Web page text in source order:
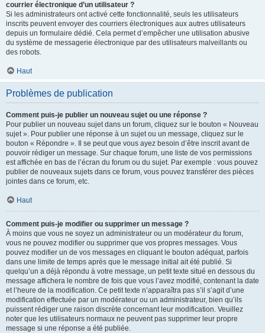
courrier électronique d’un utilisateur ?
Si les administrateurs ont activé cette fonctionnalité, seuls les utilisateurs
inscrits peuvent envoyer des courriers électroniques aux autres utilisateurs
depuis un formulaire dédié. Cela permet d’empêcher une utilisation abusive
du système de messagerie électronique par des utilisateurs malveillants ou
des robots.
Haut
Problèmes de publication
Comment puis-je publier un nouveau sujet ou une réponse ?
Pour publier un nouveau sujet dans un forum, cliquez sur le bouton « Nouveau
sujet ». Pour publier une réponse à un sujet ou un message, cliquez sur le
bouton « Répondre ». Il se peut que vous ayez besoin d’être inscrit avant de
pouvoir rédiger un message. Sur chaque forum, une liste de vos permissions
est affichée en bas de l’écran du forum ou du sujet. Par exemple : vous pouvez
publier de nouveaux sujets dans ce forum, vous pouvez transférer des pièces
jointes dans ce forum, etc.
Haut
Comment puis-je modifier ou supprimer un message ?
À moins que vous ne soyez un administrateur ou un modérateur du forum,
vous ne pouvez modifier ou supprimer que vos propres messages. Vous
pouvez modifier un de vos messages en cliquant le bouton adéquat, parfois
dans une limite de temps après que le message initial ait été publié. Si
quelqu’un a déjà répondu à votre message, un petit texte situé en dessous du
message affichera le nombre de fois que vous l’avez modifié, contenant la date
et l’heure de la modification. Ce petit texte n’apparaîtra pas s’il s’agit d’une
modification effectuée par un modérateur ou un administrateur, bien qu’ils
puissent rédiger une raison discrète concernant leur modification. Veuillez
noter que les utilisateurs normaux ne peuvent pas supprimer leur propre
message si une réponse a été publiée.